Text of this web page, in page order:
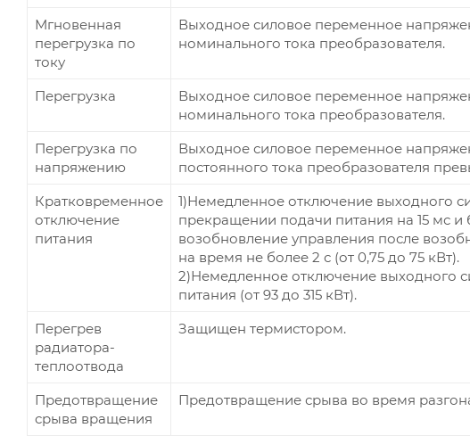
Мгновенная
перегрузка по
току
Выходное силовое переменное
номинального тока преобразователя.
Перегрузка
Выходное силовое переменное
номинального тока преобразователя.
Перегрузка по
напряжению
Выходное силовое переменное
постоянного тока преобразователя
Кратковременное
отключение
питания
1)Немедленное отключение выходного
прекращении подачи питания на 15 мс
возобновление управления после
на время не более 2 с (от 0,75 до 75 кВт).
2)Немедленное отключение выходного
питания (от 93 до 315 кВт).
Перегрев
радиатора-
теплоотвода
Защищен термистором.
Предотвращение
срыва вращения
Предотвращение срыва во время